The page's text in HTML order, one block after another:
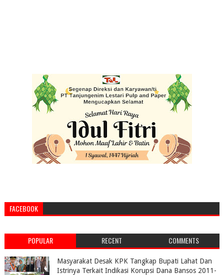
FACEBOOK
POPULAR RECENT COMMENTS
Masyarakat Desak KPK Tangkap Bupati Lahat Dan
Istrinya Terkait Indikasi Korupsi Dana Bansos 2011-